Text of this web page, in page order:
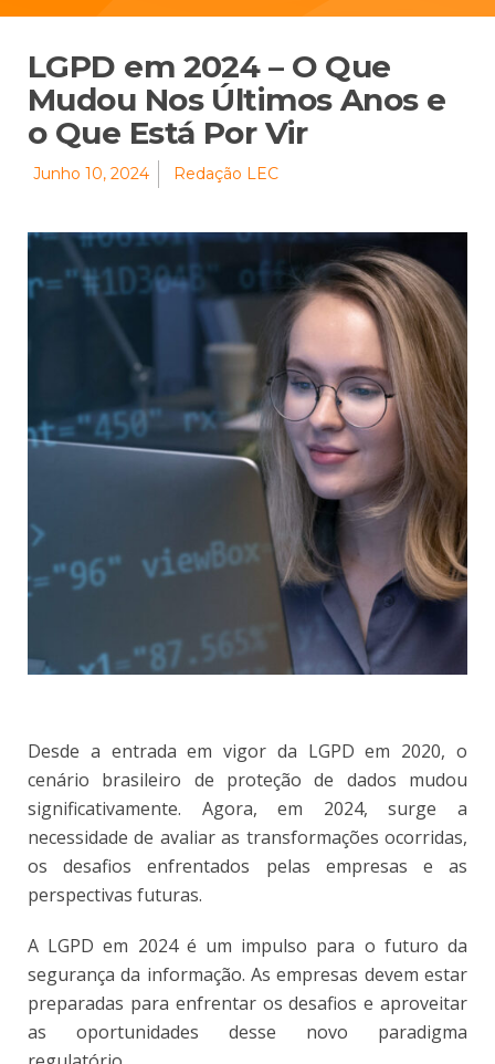
LGPD em 2024 – O Que
Mudou Nos Últimos Anos e
o Que Está Por Vir
Junho 10, 2024 Redação LEC
Desde a entrada em vigor da LGPD em 2020, o
cenário brasileiro de proteção de dados mudou
significativamente. Agora, em 2024, surge a
necessidade de avaliar as transformações ocorridas,
os desafios enfrentados pelas empresas e as
perspectivas futuras.
A LGPD em 2024 é um impulso para o futuro da
segurança da informação. As empresas devem estar
preparadas para enfrentar os desafios e aproveitar
as oportunidades desse novo paradigma